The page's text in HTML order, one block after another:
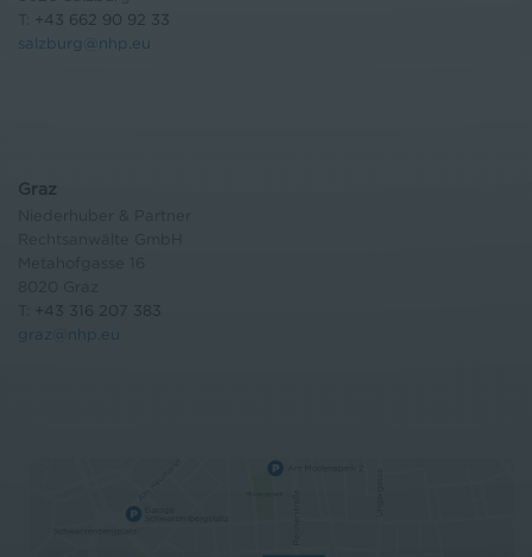
+43 662 90 92 33
salzburg@nhp.eu
Graz
+43 316 207 383
graz@nhp.eu